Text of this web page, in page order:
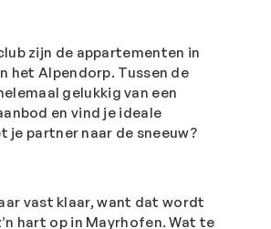
zijn de appartementen in
het Alpendorp. Tussen de
gelukkig van een
en vind je ideale
je partner naar de sneeuw?
vast klaar, want dat wordt
hart op in Mayrhofen. Wat te